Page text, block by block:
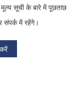
मूल्य सूची के बारे में पूछताछ
में रहेंगे।